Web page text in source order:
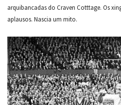
arquibancadas do Craven Cotttage. Os
aplausos. Nascia um mito.